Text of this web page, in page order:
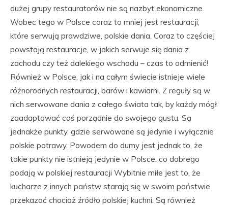
dużej grupy restauratorów nie są nazbyt ekonomiczne.
Wobec tego w Polsce coraz to mniej jest restauracji,
które serwują prawdziwe, polskie dania. Coraz to częściej
powstają restauracje, w jakich serwuje się dania z
zachodu czy też dalekiego wschodu – czas to odmienić!
Również w Polsce, jak i na całym świecie istnieje wiele
różnorodnych restauracji, barów i kawiarni. Z reguły są w
nich serwowane dania z całego świata tak, by każdy mógł
zaadaptować coś porządnie do swojego gustu. Są
jednakże punkty, gdzie serwowane są jedynie i wyłącznie
polskie potrawy. Powodem do dumy jest jednak to, że
takie punkty nie istnieją jedynie w Polsce. co dobrego
podają w polskiej restauracji Wybitnie miłe jest to, że
kucharze z innych państw starają się w swoim państwie
przekazać chociaż źródło polskiej kuchni. Są również